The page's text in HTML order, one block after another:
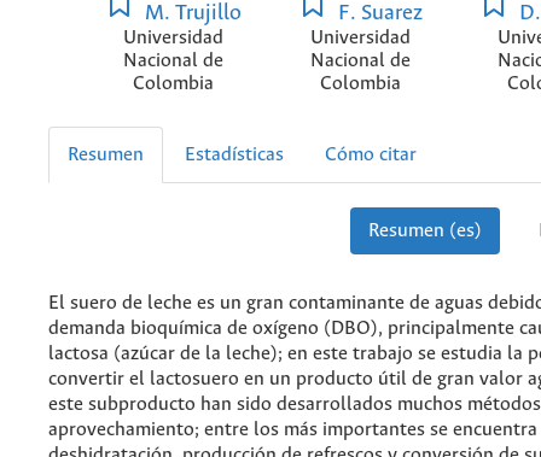
M. Trujillo
Universidad
Nacional de
Colombia
F. Suarez
Universidad
Nacional de
Colombia
Resumen Estadísticas Cómo citar
Resumen (es)
El suero de leche es un gran contaminante de aguas
demanda bioquímica de oxígeno (DBO), principalmente
lactosa (azúcar de la leche); en este trabajo se estudia la
convertir el lactosuero en un producto útil de gran valor
este subproducto han sido desarrollados muchos
aprovechamiento; entre los más importantes se encuentra